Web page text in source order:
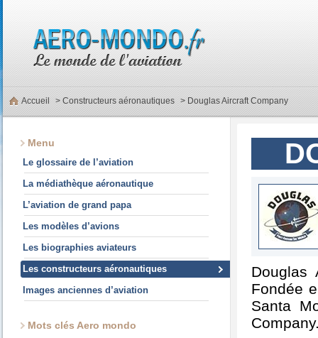
Accueil > Constructeurs aéronautiques > Douglas Aircraft Company
Menu
Le glossaire de l’aviation
La médiathèque aéronautique
L’aviation de grand papa
Les modèles d’avions
Les biographies aviateurs
Les constructeurs aéronautiques
Images anciennes d’aviation
Mots clés Aero mondo
Douglas
Fondée
Santa